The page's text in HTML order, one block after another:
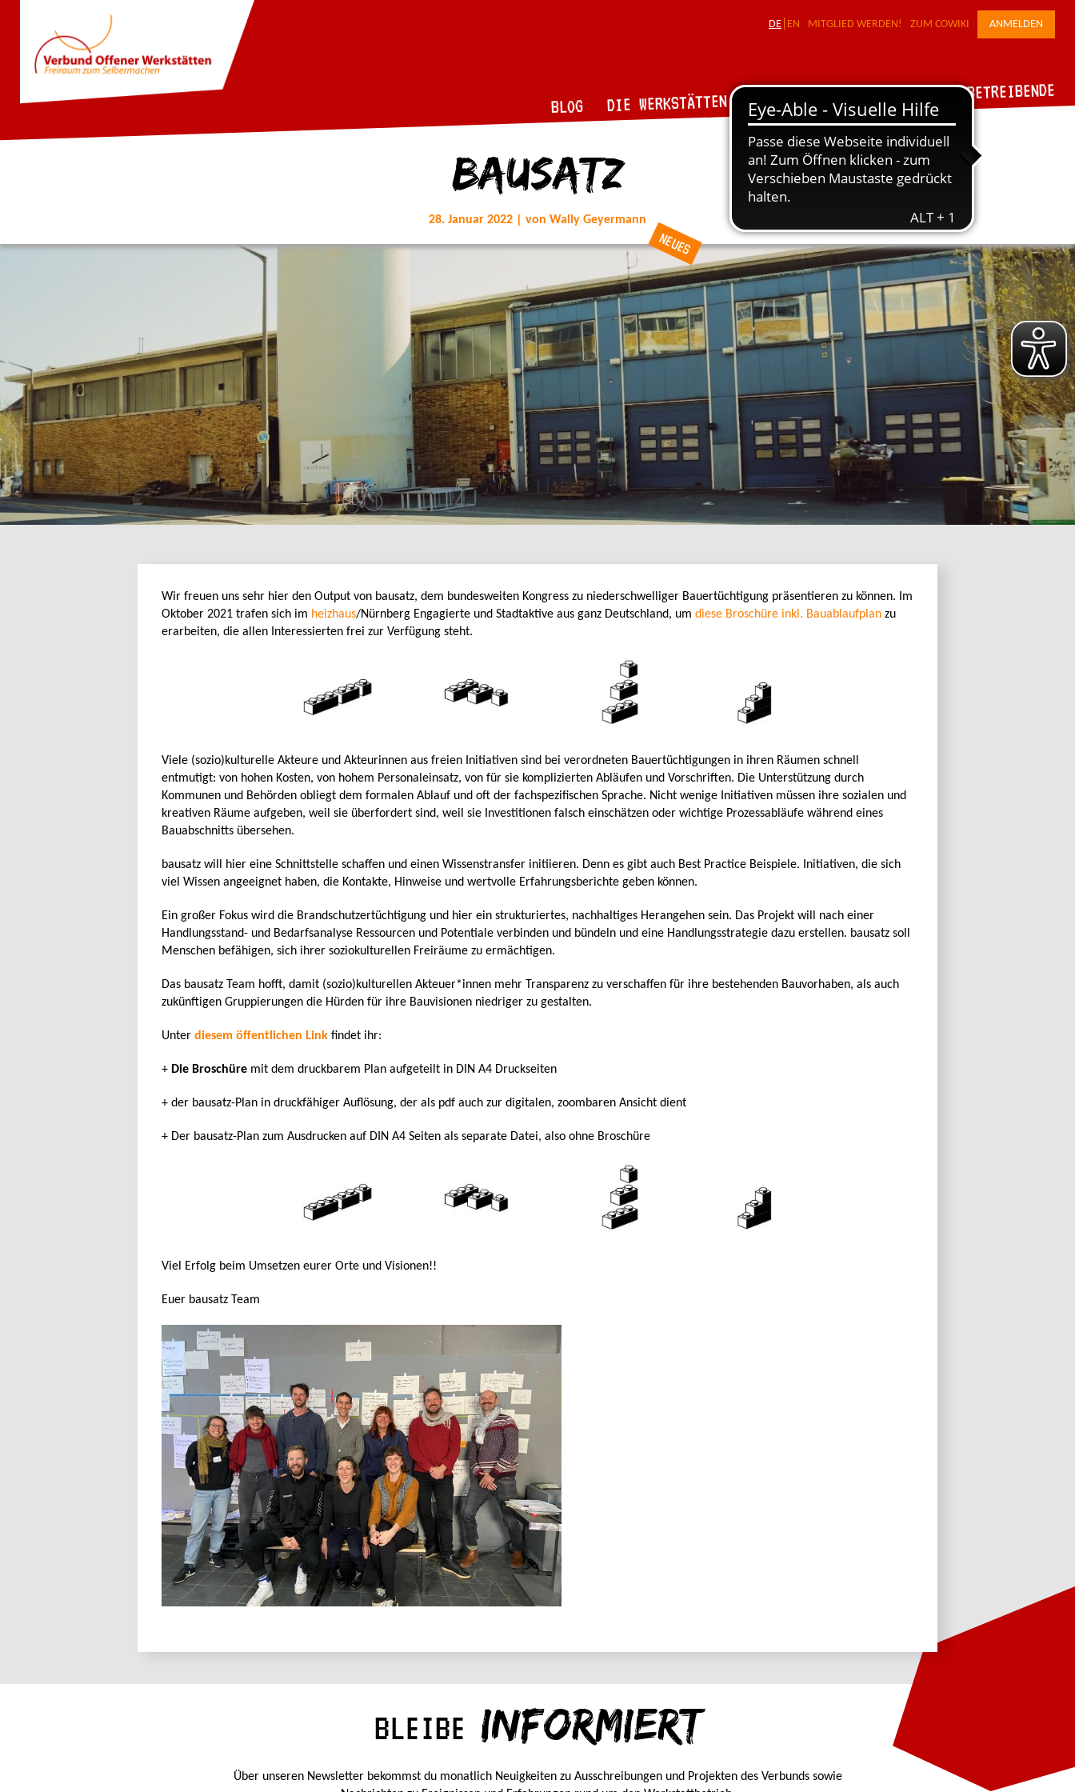
DE EN MITGLIED WERDEN! ZUM COWIKI ANMELDEN
BLOG DIE WERKSTÄTTEN DER VERBUND FÜR WERKSTATTBETREIBENDE
bausatz
28. Januar 2022 | von Wally Geyermann
NEUES
Wir freuen uns sehr hier den Output von bausatz, dem bundesweiten Kongress zu niederschwelliger Bauertüchtigung präsentieren zu können. Im
Oktober 2021 trafen sich im heizhaus/Nürnberg Engagierte und Stadtaktive aus ganz Deutschland, um diese Broschüre inkl. Bauablaufplan zu
erarbeiten, die allen Interessierten frei zur Verfügung steht.
Viele (sozio)kulturelle Akteure und Akteurinnen aus freien Initiativen sind bei verordneten Bauertüchtigungen in ihren Räumen schnell
entmutigt: von hohen Kosten, von hohem Personaleinsatz, von für sie komplizierten Abläufen und Vorschriften. Die Unterstützung durch
Kommunen und Behörden obliegt dem formalen Ablauf und oft der fachspezifischen Sprache. Nicht wenige Initiativen müssen ihre sozialen und
kreativen Räume aufgeben, weil sie überfordert sind, weil sie Investitionen falsch einschätzen oder wichtige Prozessabläufe während eines
Bauabschnitts übersehen.
bausatz will hier eine Schnittstelle schaffen und einen Wissenstransfer initiieren. Denn es gibt auch Best Practice Beispiele. Initiativen, die sich
viel Wissen angeeignet haben, die Kontakte, Hinweise und wertvolle Erfahrungsberichte geben können.
Ein großer Fokus wird die Brandschutzertüchtigung und hier ein strukturiertes, nachhaltiges Herangehen sein. Das Projekt will nach einer
Handlungsstand- und Bedarfsanalyse Ressourcen und Potentiale verbinden und bündeln und eine Handlungsstrategie dazu erstellen. bausatz soll
Menschen befähigen, sich ihrer soziokulturellen Freiräume zu ermächtigen.
Das bausatz Team hofft, damit (sozio)kulturellen Akteuer*innen mehr Transparenz zu verschaffen für ihre bestehenden Bauvorhaben, als auch
zukünftigen Gruppierungen die Hürden für ihre Bauvisionen niedriger zu gestalten.
Unter diesem öffentlichen Link findet ihr:
+ Die Broschüre mit dem druckbarem Plan aufgeteilt in DIN A4 Druckseiten
+ der bausatz-Plan in druckfähiger Auflösung, der als pdf auch zur digitalen, zoombaren Ansicht dient
+ Der bausatz-Plan zum Ausdrucken auf DIN A4 Seiten als separate Datei, also ohne Broschüre
Viel Erfolg beim Umsetzen eurer Orte und Visionen!!
Euer bausatz Team
BLEIBE INFORMIERT
Über unseren Newsletter bekommst du monatlich Neuigkeiten zu Ausschreibungen und Projekten des Verbunds sowie